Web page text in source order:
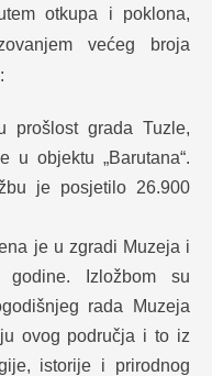
otkupa i poklona,
većeg broja
prošlost grada Tuzle,
u objektu „Barutana“.
je posjetilo 26.900
je u zgradi Muzeja i
Izložbom su
rada Muzeja
ovog područja i to iz
istorije i prirodnog